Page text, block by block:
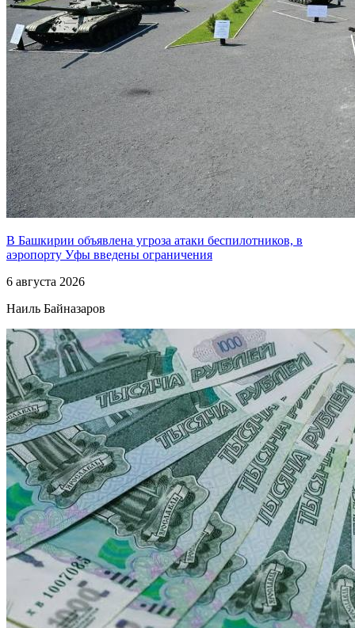
В Башкирии объявлена угроза атаки беспилотников, в
аэропорту Уфы введены ограничения
6 августа 2026
Наиль Байназаров